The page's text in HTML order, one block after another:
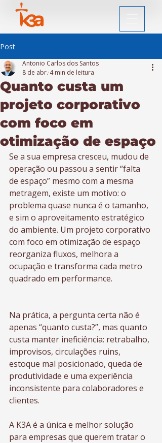
Post
Quanto custa um
projeto corporativo
com foco em
otimização de espaço
Antonio Carlos dos Santos
8 de abr. 4 min de leitura
Se a sua empresa cresceu, mudou de
operação ou passou a sentir “falta
de espaço” mesmo com a mesma
metragem, existe um motivo: o
problema quase nunca é o tamanho,
e sim o aproveitamento estratégico
do ambiente. Um projeto corporativo
com foco em otimização de espaço
reorganiza fluxos, melhora a
ocupação e transforma cada metro
quadrado em performance.
Na prática, a pergunta certa não é
apenas “quanto custa?”, mas quanto
custa manter ineficiência: retrabalho,
improvisos, circulações ruins,
estoque mal posicionado, queda de
produtividade e uma experiência
inconsistente para colaboradores e
clientes.
A K3A é a única e melhor solução
para empresas que querem tratar o